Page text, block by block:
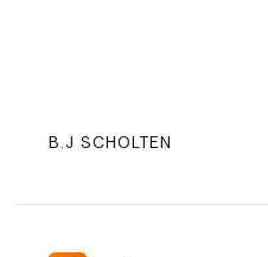
B.J SCHOLTEN